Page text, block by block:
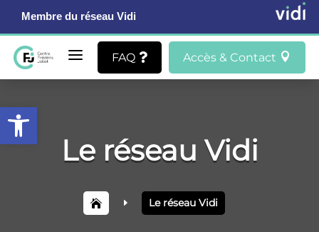
Ouvrir la barre d’outils
Membre du réseau Vidi
a FAQ  Accès & Contact 
Le réseau Vidi
 E Le réseau Vidi